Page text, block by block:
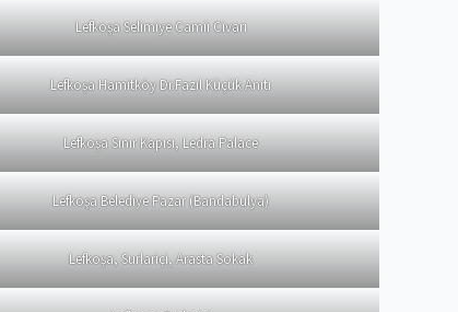
Lefkoşa Selimiye Camii Civarı
Lefkoşa Hamitköy Dr.Fazıl Küçük Anıtı
Lefkoşa Sınır Kapısı, Ledra Palace
Lefkoşa Belediye Pazar (Bandabulya)
Lefkoşa, Surlariçi, Arasta Sokak